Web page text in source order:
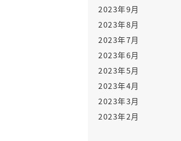
2023年9月
2023年8月
2023年7月
2023年6月
2023年5月
2023年4月
2023年3月
2023年2月